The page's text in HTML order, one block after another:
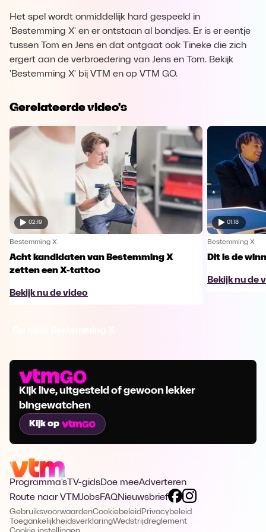
Het spel wordt onmiddellijk hard gespeeld in
'Bestemming X' en er ontstaan al bondjes. Er is er eentje
tussen Tom en Jens en dat ontgaat ook Tineke die zich
ergert aan de verbroedering van Jens en Tom. Bekijk
'Bestemming X' bij VTM en op VTM GO.
Gerelateerde video's
02:19
Bestemming X
Acht kandidaten van Bestemming X
zetten een X-tattoo
Bekijk nu de video
01:18
Bestemming X
Dit is de
Bekijk nu de
Kijk live, uitgesteld of gewoon lekker
bingewatchen
Kijk op
Programma's TV-gidsDoe meeAdverteren
Route naar VTMJobsFAQNieuwsbrief
GebruiksvoorwaardenCookiebeleid Privacybeleid
ToegankelijkheidsverklaringWedstrijdreglement